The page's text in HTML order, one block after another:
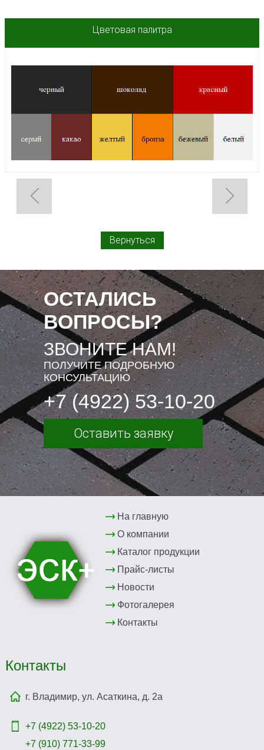
Цветовая палитра
Вернуться
ОСТАЛИСЬ
ВОПРОСЫ?
ЗВОНИТЕ НАМ!
ПОЛУЧИТЕ ПОДРОБНУЮ
КОНСУЛЬТАЦИЮ
+7 (4922) 53-10-20
Оставить заявку
На главную
О компании
Каталог продукции
Прайс-листы
Новости
Фотогалерея
Контакты
Контакты
г. Владимир, ул. Асаткина, д. 2а
+7 (4922) 53-10-20
+7 (910) 771-33-99